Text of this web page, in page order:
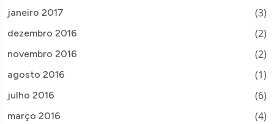
janeiro 2017 (3)
dezembro 2016 (2)
novembro 2016 (2)
agosto 2016 (1)
julho 2016 (6)
março 2016 (4)